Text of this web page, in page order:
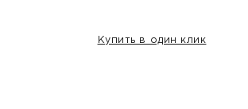
Купить в один клик